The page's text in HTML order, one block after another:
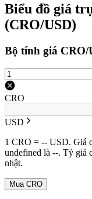
Biểu đồ giá
(CRO/USD)
Bộ tính giá CRO/
CRO
USD
1 CRO = -- USD. Giá
undefined là --. Tỷ giá
nhật.
Mua CRO